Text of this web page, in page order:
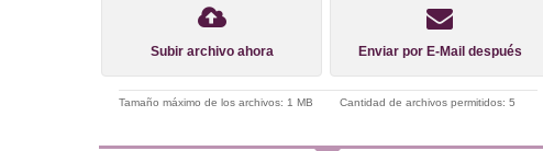
Subir archivo ahora Enviar por E-Mail después
Tamaño máximo de los archivos: 1 MB Cantidad de archivos permitidos: 5